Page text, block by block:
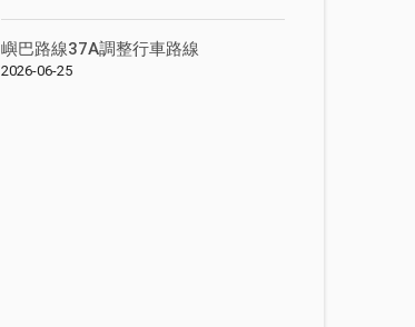
嶼巴路線37A調整行車路線
2026-06-25